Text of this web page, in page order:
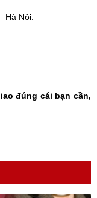
Hà Nội.
đúng cái bạn cần,